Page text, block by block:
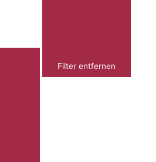
Filter entfernen